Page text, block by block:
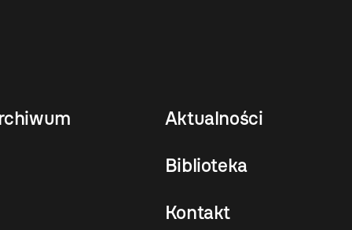
Aktualności
Biblioteka
Kontakt